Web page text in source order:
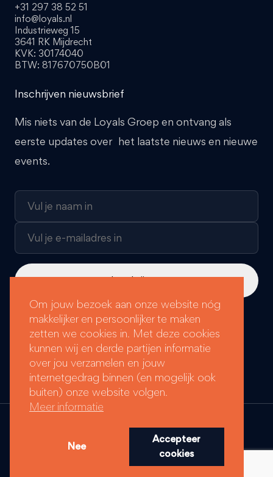
+31 297 38 52 51
info@loyals.nl
Industrieweg 15
3641 RK Mijdrecht
KVK: 30174040
BTW: 817670750B01
Inschrijven nieuwsbrief
Mis niets van de Loyals Groep en ontvang als
eerste updates over het laatste nieuws en nieuwe
events.
Loyals Groep labels:
© Copyright 2026 - Loyals Groep
Algemene voorwaarden
Privacy- en Cookiebeleid
Beleidsverklaring Corporate Social Responsibility
Om jouw bezoek aan onze website nóg
makkelijker en persoonlijker te maken
zetten we cookies in. Met deze cookies
kunnen wij en derde partijen informatie
over jou verzamelen en jouw
internetgedrag binnen (en mogelijk ook
buiten) onze website volgen.
Meer informatie
Nee
Accepteer
cookies